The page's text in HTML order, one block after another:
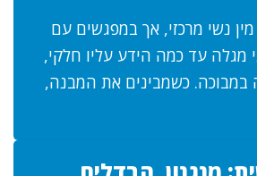
נשי מרכזי, אך במפגשים עם
מגלה עד כמה הידע עליו חלקי,
במבוכה. כשמבינים את המבנה,